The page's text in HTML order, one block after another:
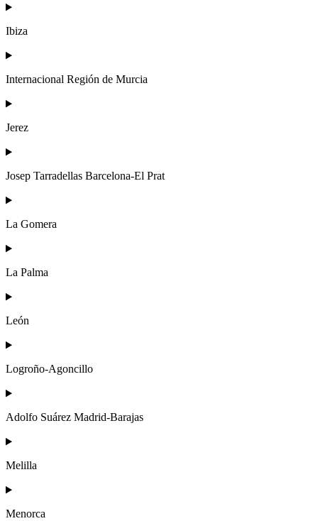
Ibiza
Internacional Región de Murcia
Jerez
Josep Tarradellas Barcelona-El Prat
La Gomera
La Palma
León
Logroño-Agoncillo
Adolfo Suárez Madrid-Barajas
Melilla
Menorca